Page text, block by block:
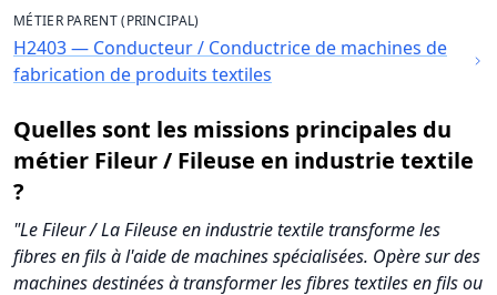
MÉTIER PARENT (PRINCIPAL)
H2403 — Conducteur / Conductrice de machines de
fabrication de produits textiles
Quelles sont les missions principales du
métier Fileur / Fileuse en industrie textile
?
"Le Fileur / La Fileuse en industrie textile transforme les
fibres en fils à l'aide de machines spécialisées. Opère sur des
machines destinées à transformer les fibres textiles en fils ou